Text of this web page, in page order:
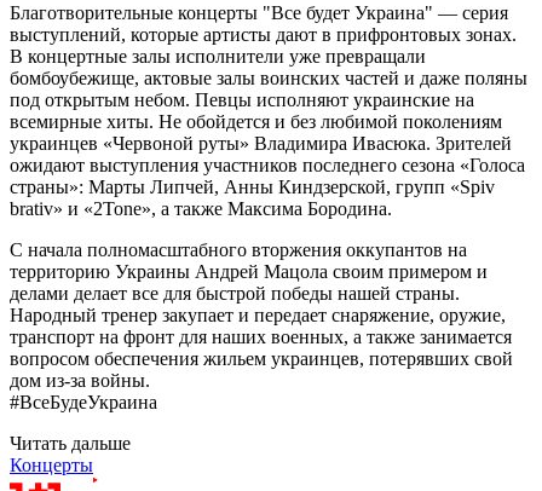
Благотворительные концерты "Все будет Украина" — серия
выступлений, которые артисты дают в прифронтовых зонах.
В концертные залы исполнители уже превращали
бомбоубежище, актовые залы воинских частей и даже поляны
под открытым небом. Певцы исполняют украинские на
всемирные хиты. Не обойдется и без любимой поколениям
украинцев «Червоной руты» Владимира Ивасюка. Зрителей
ожидают выступления участников последнего сезона «Голоса
страны»: Марты Липчей, Анны Киндзерской, групп «Spiv
brativ» и «2Tone», а также Максима Бородина.
С начала полномасштабного вторжения оккупантов на
территорию Украины Андрей Мацола своим примером и
делами делает все для быстрой победы нашей страны.
Народный тренер закупает и передает снаряжение, оружие,
транспорт на фронт для наших военных, а также занимается
вопросом обеспечения жильем украинцев, потерявших свой
дом из-за войны.
#ВсеБудеУкраина
Читать дальше
Концерты